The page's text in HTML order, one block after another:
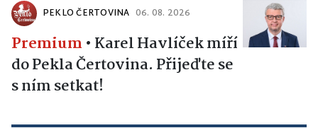
PEKLO ČERTOVINA 06. 08. 2026
Premium • Karel Havlíček míří
do Pekla Čertovina. Přijeďte se
s ním setkat!